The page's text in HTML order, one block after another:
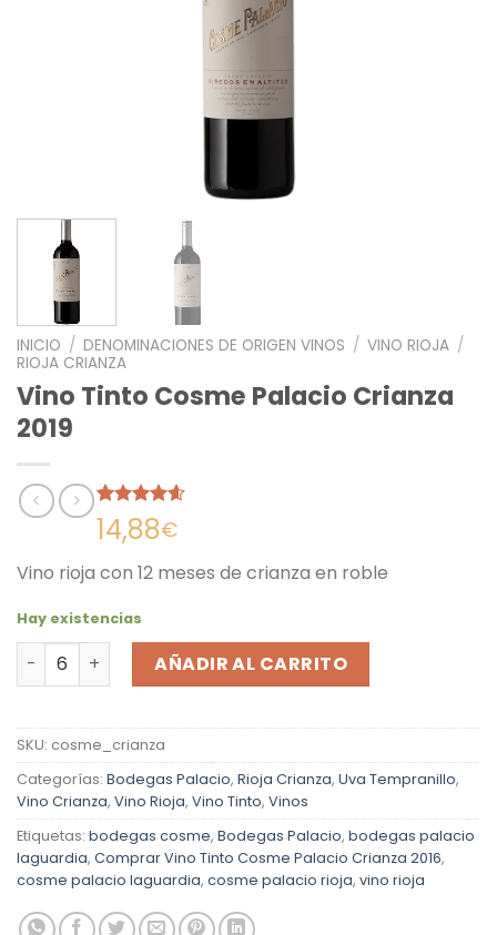
INICIO / DENOMINACIONES DE ORIGEN VINOS / VINO RIOJA /
RIOJA CRIANZA
Vino Tinto Cosme Palacio Crianza
2019
Valorado
con4.57
base a
23
de clientes
14,88€
Vino rioja con 12 meses de crianza en roble
Hay existencias
Vino Tinto Cosme Palacio Crianza 2019 cantidad
AÑADIR AL CARRITO
SKU: cosme_crianza
Categorías: Bodegas Palacio, Rioja Crianza, Uva Tempranillo,
Vino Crianza, Vino Rioja, Vino Tinto, Vinos
Etiquetas: bodegas cosme, Bodegas Palacio, bodegas palacio
laguardia, Comprar Vino Tinto Cosme Palacio Crianza 2016,
cosme palacio laguardia, cosme palacio rioja, vino rioja